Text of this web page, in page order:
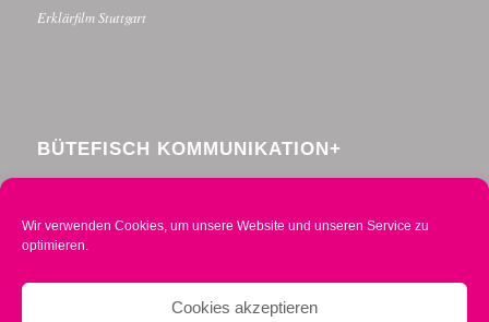
Wir verwenden Cookies, um unsere Website und unseren Service zu
optimieren.
Cookies akzeptieren
Erklärfilm Stuttgart
BÜTEFISCH KOMMUNIKATION+
Menzelstraße 30
Telefon 0711 234376-0
info@buetefisch.de